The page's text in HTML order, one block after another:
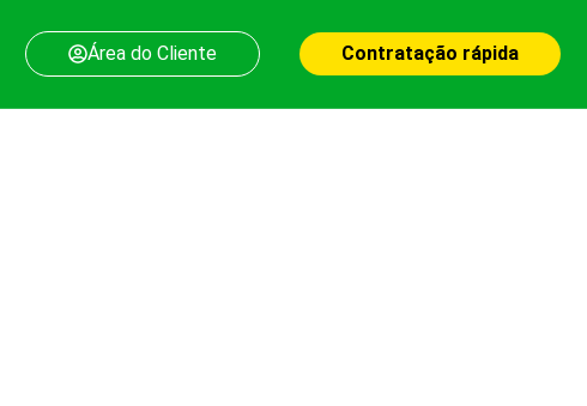
Área do Cliente Contratação rápida